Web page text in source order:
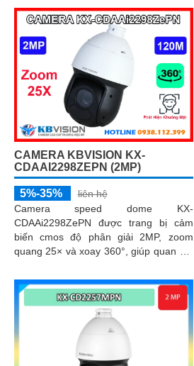
CAMERA KBVISION KX-
CDAAI2298ZEPN (2MP)
5%-35%
liên hệ
Camera speed dome KX-
CDAAi2298ZePN được trang bị cảm
biến cmos độ phân giải 2MP, zoom
quang 25× và xoay 360°, giúp quan sát
Starlight mang đến hình ảnh sắc nét
ngay cả trong điều kiện ánh sáng yếu,
kết hợp hồng ngoại 120m